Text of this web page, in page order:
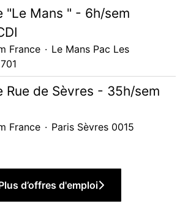
"Le Mans " - 6h/sem
France · Le Mans Pac Les
Rue de Sèvres - 35h/sem
France · Paris Sèvres 0015
d’offres d'emploi